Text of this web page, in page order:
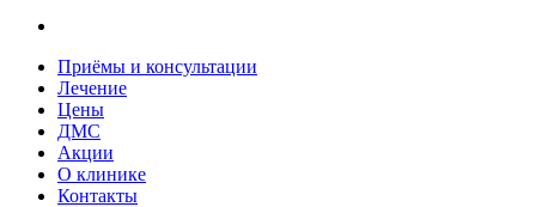
Приёмы и консультации
Лечение
Цены
ДМС
Акции
О клинике
Контакты